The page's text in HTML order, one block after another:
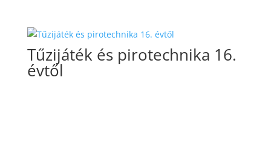
Tűzijáték és pirotechnika 16.
évtől